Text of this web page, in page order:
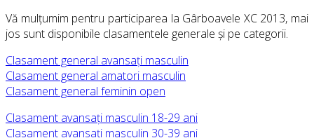
Vă mulțumim pentru participarea la Gârboavele XC 2013, mai
jos sunt disponibile clasamentele generale și pe categorii.
Clasament general avansați masculin
Clasament general amatori masculin
Clasament general feminin open
Clasament avansați masculin 18-29 ani
Clasament avansați masculin 30-39 ani